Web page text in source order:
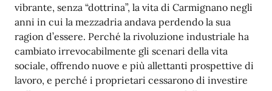
vibrante, senza “dottrina”, la vita di Carmignano negli
anni in cui la mezzadria andava perdendo la sua
ragion d’essere. Perché la rivoluzione industriale ha
cambiato irrevocabilmente gli scenari della vita
sociale, offrendo nuove e più allettanti prospettive di
lavoro, e perché i proprietari cessarono di investire